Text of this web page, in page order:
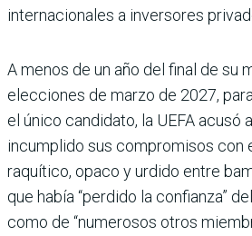
internacionales a inversores
A menos de un año del final de su
elecciones de marzo de 2027,
el único candidato, la UEFA acusó
incumplido sus compromisos con
raquítico, opaco y urdido entre
que había “perdido la confianza”
como de “numerosos otros